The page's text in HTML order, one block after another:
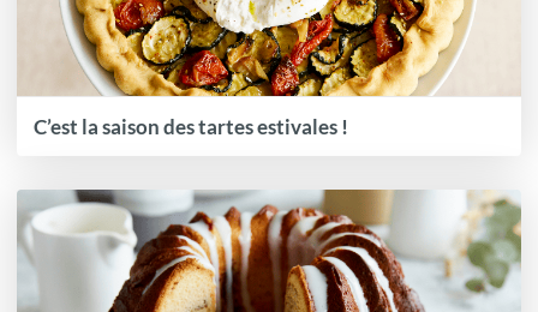
C’est la saison des tartes estivales !